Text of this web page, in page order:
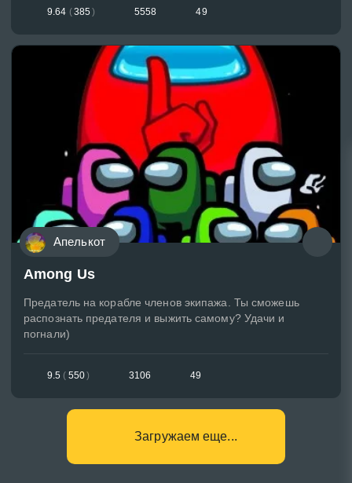
9.64 (385 ) 5558 49
Апелькот
Among Us
Предатель на корабле членов экипажа. Ты сможешь
распознать предателя и выжить самому? Удачи и
погнали)
9.5 ( 550) 3106 49
Загружаем еще...